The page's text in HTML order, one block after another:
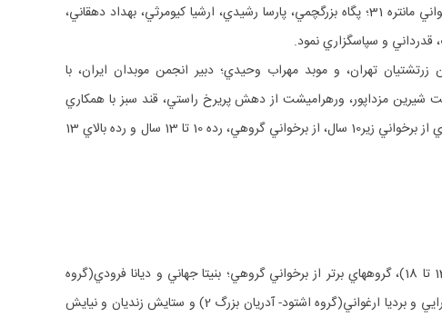
تقدير نمود. اورنگي؛ همچنين به نمايندگي از هيئت‎اجرايي آدريان بزرگ از كانون دانشجويان زرتشتي و به ويژه مسئولان هيئت‎مديره و تيم اوستاخواني مانتره 31؛ پگاه بزرگ‎چمي، پارسا رشيدي، ارشيا كيومرثي، بهداد دهقاني،
تهران، و موبد مهراب وحيدي؛ دبير انجمن موبدان ايران، با
پيشكش‎هايي(كتاب اوستاي پارسي؛ گزيده اوستا به دين‎دبيره، گردآوري دكتر كتايون مزداپور و به كوشش موبديار پريا ماوندي، زرتشتي‎دوزي به همت شيرين مزداپور، ورهرام‎يشت از دهش پريرخ راستي، قند سبز با همكاري
ويدا و ويستا خدادادي، و لرك از دهش خيرانديش)، از تمامي شركت‎كنندگان و رتبه هاي برتر كلاس‎هاي گاتاخواني آدريان بزرگ در مانتره 31 و رده‎هاي از برخواني زير10 سال، از برخواني گروهي، رده 10 تا 13 سال و رده بالاي 13
آرتميس باستاني(رده اشتودگات)، ستاره سيستاني(رده اهنودگات)، اردشير نريمان(رده از برخواني 13 تا 18)، پيمان خسروياني(رده از برخواني 13 تا 18)، گروه‎هاي برتر از برخواني گروهي؛ بنيتا جهاني و ديانا فرودي(گروه
وهوخشتر- آدريان بزرگ 4) و هيربد نيكفام و بهشاد باستاني(گروه سپنتمد- آدريان بزرگ 3)، و گروه‎هاي شايسته برتر از برخواني گروهي؛ سپيناز سرايي و برديا ارغواني(گروه اشتود- آدريان بزرگ 2) و ستايش زنديان و نيايش